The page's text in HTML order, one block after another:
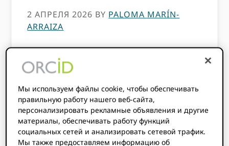
2 АПРЕЛЯ 2026 BY PALOMA MARÍN-
ARRAIZA
ORCID Семинар для руководителей
консорциумов, состоявшийся 5–6 марта в
Ванкувере, был организован
Университетом Саймона Фрейзера при
поддержке Канадской сети научных
знаний (CRKN). В семинаре приняли
участие руководители наших
Мы используем файлы cookie, чтобы обеспечивать
правильную работу нашего веб-сайта,
персонализировать рекламные объявления и другие
материалы, обеспечивать работу функций
социальных сетей и анализировать сетевой трафик.
Мы также предоставляем информацию об